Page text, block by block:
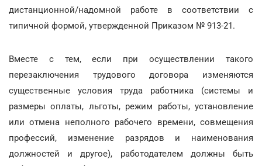
дистанционной/надомной работе в соответствии с
типичной формой, утвержденной Приказом № 913-21.
Вместе с тем, если при осуществлении такого
перезаключения трудового договора изменяются
существенные условия труда работника (системы и
размеры оплаты, льготы, режим работы, установление
или отмена неполного рабочего времени, совмещения
профессий, изменение разрядов и наименования
должностей и другое), работодателем должны быть